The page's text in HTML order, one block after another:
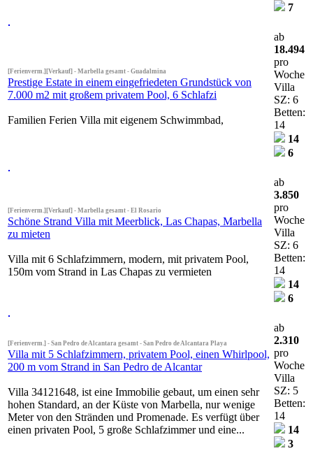
7
[Ferienverm.][Verkauf] - Marbella gesamt - Guadalmina
Prestige Estate in einem eingefriedeten Grundstück von
7.000 m2 mit großem privatem Pool, 6 Schlafzi
Familien Ferien Villa mit eigenem Schwimmbad,
ab
18.494
pro
Woche
Villa
SZ: 6
Betten:
14
14
6
[Ferienverm.][Verkauf] - Marbella gesamt - El Rosario
Schöne Strand Villa mit Meerblick, Las Chapas, Marbella
zu mieten
Villa mit 6 Schlafzimmern, modern, mit privatem Pool,
150m vom Strand in Las Chapas zu vermieten
ab
3.850
pro
Woche
Villa
SZ: 6
Betten:
14
14
6
[Ferienverm.] - San Pedro de Alcantara gesamt - San Pedro de Alcantara Playa
Villa mit 5 Schlafzimmern, privatem Pool, einen Whirlpool,
200 m vom Strand in San Pedro de Alcantar
Villa 34121648, ist eine Immobilie gebaut, um einen sehr
hohen Standard, an der Küste von Marbella, nur wenige
Meter von den Stränden und Promenade. Es verfügt über
einen privaten Pool, 5 große Schlafzimmer und eine...
ab
2.310
pro
Woche
Villa
SZ: 5
Betten:
14
14
3